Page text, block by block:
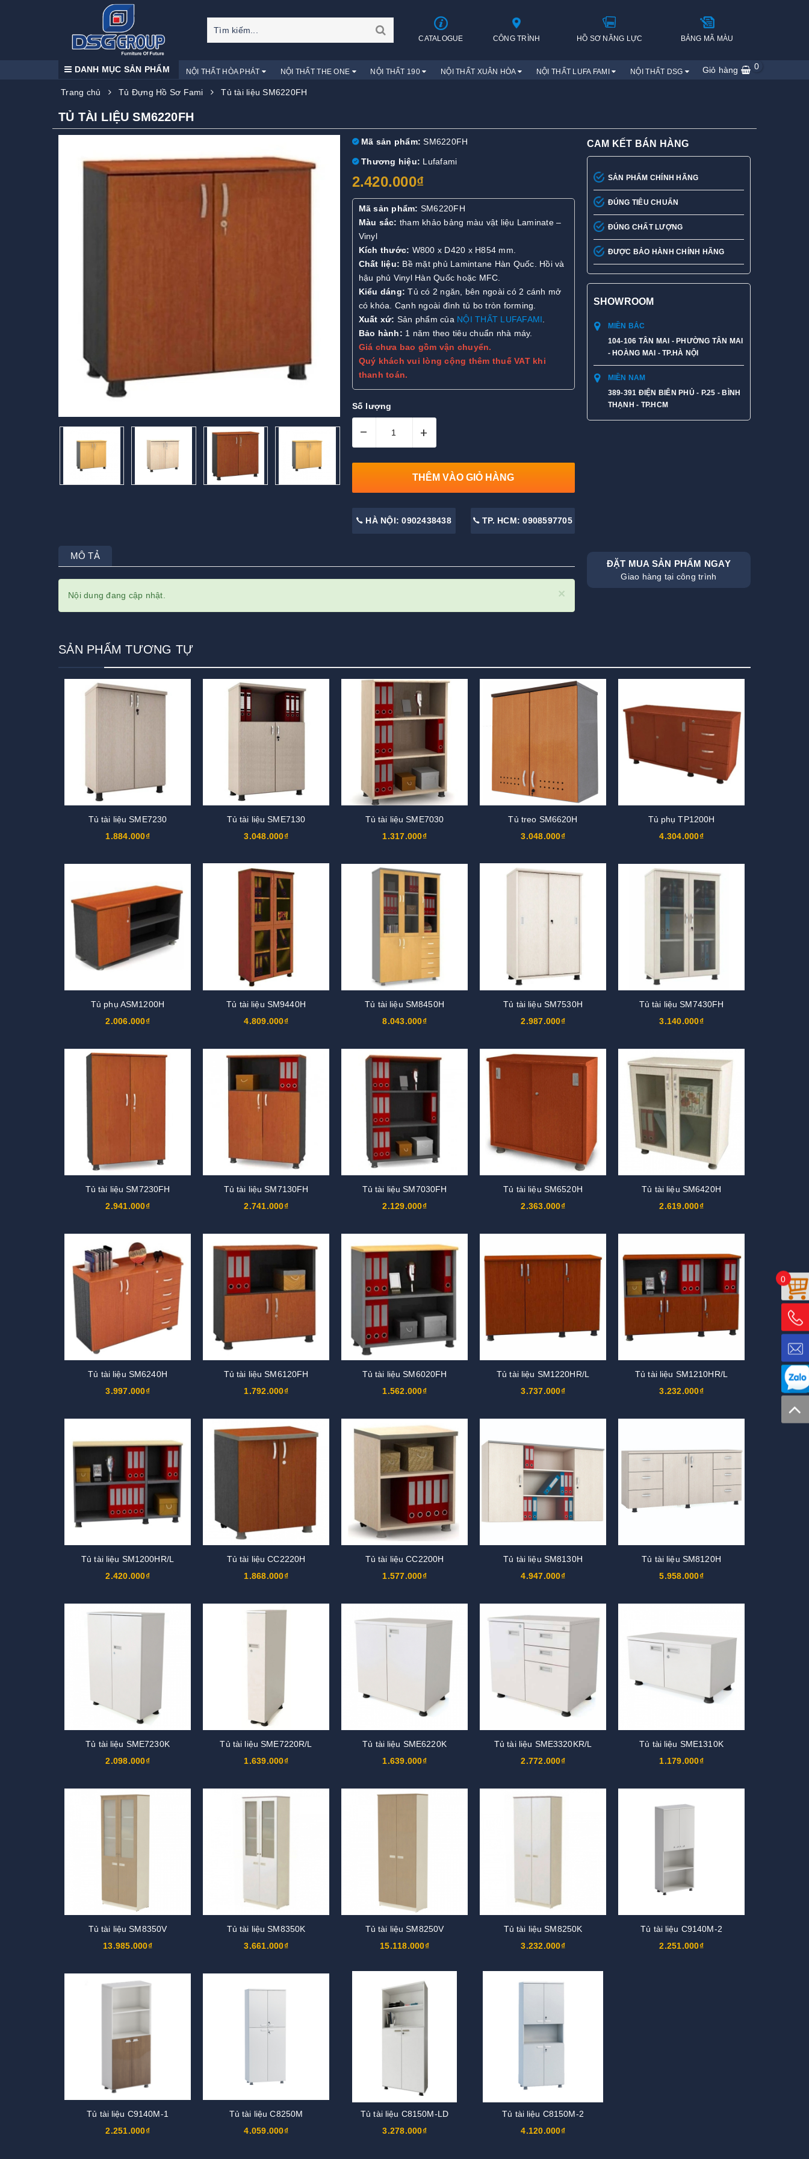
CATALOGUE CÔNG TRÌNH HỒ SƠ NĂNG LỰC BẢNG MÃ MÀU
DANH MỤC SẢN PHẨM NỘI THẤT HÒA PHÁT NỘI THẤT THE ONE NỘI THẤT 190 NỘI THẤT XUÂN HÒA NỘI THẤT LUFA FAMI NỘI THẤT DSG Giỏ hàng 0
Trang chủ Tủ Đựng Hồ Sơ Fami Tủ tài liệu SM6220FH
TỦ TÀI LIỆU SM6220FH
Mã sản phẩm: SM6220FH
Thương hiệu: Lufafami
2.420.000₫
Mã sản phẩm: SM6220FH
Màu sắc: tham khảo bảng màu vật liệu Laminate –
Vinyl
Kích thước: W800 x D420 x H854 mm.
Chất liệu: Bề mặt phủ Lamintane Hàn Quốc. Hồi và
hậu phủ Vinyl Hàn Quốc hoặc MFC.
Kiểu dáng:Tủ có 2 ngăn, bên ngoài có 2 cánh mở
có khóa. Cạnh ngoài đình tủ bo tròn forming.
Xuất xứ: Sản phẩm của NỘI THẤT LUFAFAMI.
Bảo hành: 1 năm theo tiêu chuẩn nhà máy.
Giá chưa bao gồm vận chuyển.
Quý khách vui lòng cộng thêm thuế VAT khi
thanh toán.
Số lượng
– +
THÊM VÀO GIỎ HÀNG
HÀ NỘI: 0902438438 TP. HCM: 0908597705
CAM KẾT BÁN HÀNG
SẢN PHẨM CHÍNH HÃNG
ĐÚNG TIÊU CHUẨN
ĐÚNG CHẤT LƯỢNG
ĐƯỢC BẢO HÀNH CHÍNH HÃNG
SHOWROOM
MIỀN BẮC
104-106 TÂN MAI - PHƯỜNG TÂN MAI
- HOÀNG MAI - TP.HÀ NỘI
MIỀN NAM
389-391 ĐIỆN BIÊN PHỦ - P.25 - BÌNH
THẠNH - TP.HCM
MÔ TẢ
×
Nội dung đang cập nhật.
ĐẶT MUA SẢN PHẨM NGAY
Giao hàng tại công trình
SẢN PHẨM TƯƠNG TỰ
Tủ tài liệu SME7230
1.884.000₫
Tủ tài liệu SME7130
3.048.000₫
Tủ tài liệu SME7030
1.317.000₫
Tủ treo SM6620H
3.048.000₫
Tủ phụ TP1200H
4.304.000₫
Tủ phụ ASM1200H
2.006.000₫
Tủ tài liệu SM9440H
4.809.000₫
Tủ tài liệu SM8450H
8.043.000₫
Tủ tài liệu SM7530H
2.987.000₫
Tủ tài liệu SM7430FH
3.140.000₫
Tủ tài liệu SM7230FH
2.941.000₫
Tủ tài liệu SM7130FH
2.741.000₫
Tủ tài liệu SM7030FH
2.129.000₫
Tủ tài liệu SM6520H
2.363.000₫
Tủ tài liệu SM6420H
2.619.000₫
Tủ tài liệu SM6240H
3.997.000₫
Tủ tài liệu SM6120FH
1.792.000₫
Tủ tài liệu SM6020FH
1.562.000₫
Tủ tài liệu SM1220HR/L
3.737.000₫
Tủ tài liệu SM1210HR/L
3.232.000₫
Tủ tài liệu SM1200HR/L
2.420.000₫
Tủ tài liệu CC2220H
1.868.000₫
Tủ tài liệu CC2200H
1.577.000₫
Tủ tài liệu SM8130H
4.947.000₫
Tủ tài liệu SM8120H
5.958.000₫
Tủ tài liệu SME7230K
2.098.000₫
Tủ tài liệu SME7220R/L
1.639.000₫
Tủ tài liệu SME6220K
1.639.000₫
Tủ tài liệu SME3320KR/L
2.772.000₫
Tủ tài liệu SME1310K
1.179.000₫
Tủ tài liệu SM8350V
13.985.000₫
Tủ tài liệu SM8350K
3.661.000₫
Tủ tài liệu SM8250V
15.118.000₫
Tủ tài liệu SM8250K
3.232.000₫
Tủ tài liệu C9140M-2
2.251.000₫
Tủ tài liệu C9140M-1
2.251.000₫
Tủ tài liệu C8250M
4.059.000₫
Tủ tài liệu C8150M-LD
3.278.000₫
Tủ tài liệu C8150M-2
4.120.000₫
0